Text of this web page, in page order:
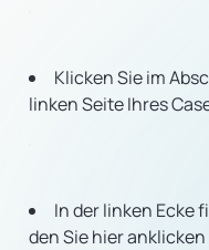
Klicken Sie im
linken Seite Ihres
In der linken Ecke
den Sie hier